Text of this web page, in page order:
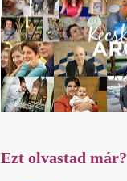
Ezt olvastad már?